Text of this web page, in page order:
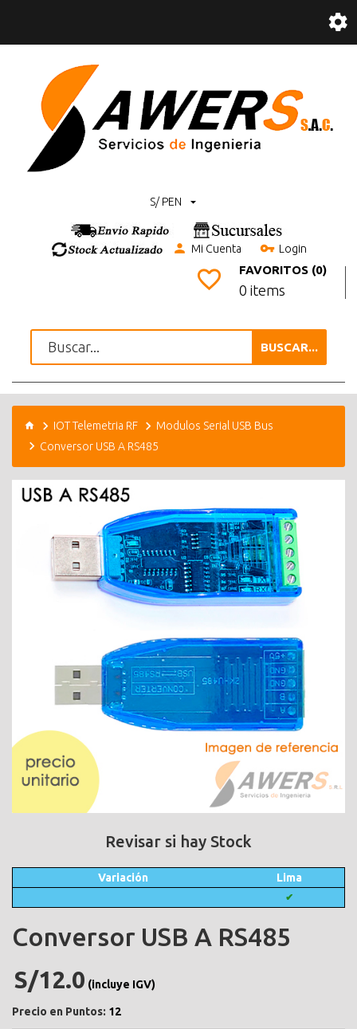
S/ PEN
Mi Cuenta Login
FAVORITOS (0)
0 items
BUSCAR...
IOT Telemetria RF
Modulos Serial USB Bus
Conversor USB A RS485
Revisar si hay Stock
Variación Lima
✔
Conversor USB A RS485
S/12.0 (incluye IGV)
Precio en Puntos: 12